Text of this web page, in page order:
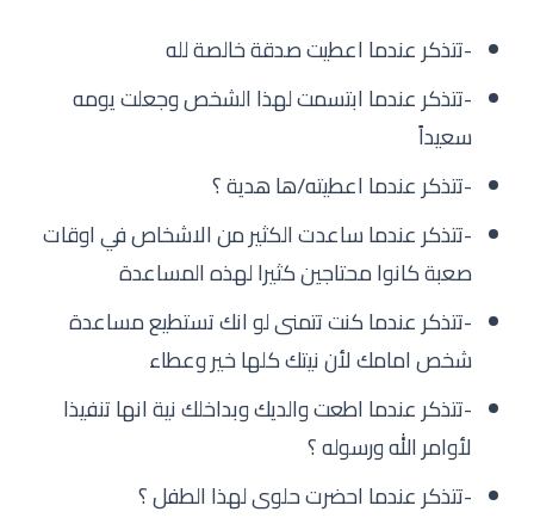
-تتذكر عندما اعطيت صدقة خالصة لله
-تتذكر عندما ابتسمت لهذا الشخص وجعلت يومه
سعيداً
-تتذكر عندما اعطيته/ها هدية ؟
-تتذكر عندما ساعدت الكثير من الاشخاص في اوقات
صعبة كانوا محتاجين كثيرا لهذه المساعدة
-تتذكر عندما كنت تتمنى لو انك تستطيع مساعدة
شخص امامك لأن نيتك كلها خير وعطاء
-تتذكر عندما اطعت والديك وبداخلك نية انها تنفيذا
لأوامر الله ورسوله ؟
-تتذكر عندما احضرت حلوى لهذا الطفل ؟